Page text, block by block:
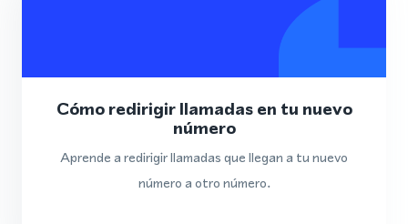
Cómo redirigir llamadas en tu nuevo
número
Aprende a redirigir llamadas que llegan a tu nuevo
número a otro número.